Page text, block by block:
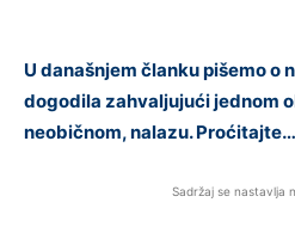
U današnjem članku pišemo o
dogodila zahvaljujući jednom
neobičnom, nalazu. Proćitajte…
Sadržaj se nastavlja